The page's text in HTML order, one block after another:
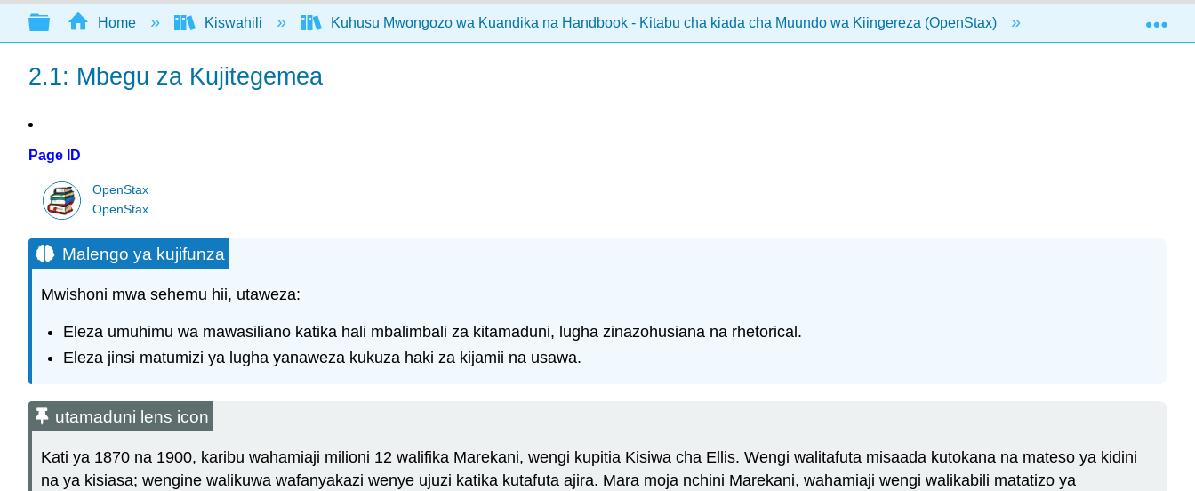
Search
Expand/collapse global hierarchy
Home Kiswahili Kuhusu Mwongozo wa Kuandika na Handbook - Kitabu cha kiada cha Muundo wa Kiingereza (OpenStax) 2: Lugha,
2.1: Mbegu za Kujitegemea
Page ID
OpenStax
OpenStax
Malengo ya kujifunza
Mwishoni mwa sehemu hii, utaweza:
Eleza umuhimu wa mawasiliano katika hali mbalimbali za kitamaduni, lugha zinazohusiana na rhetorical.
Eleza jinsi matumizi ya lugha yanaweza kukuza haki za kijamii na usawa.
utamaduni lens icon
Kati ya 1870 na 1900, karibu wahamiaji milioni 12 walifika Marekani, wengi kupitia Kisiwa cha Ellis. Wengi walitafuta misaada kutokana na mateso ya kidini
na ya kisiasa; wengine walikuwa wafanyakazi wenye ujuzi katika kutafuta ajira. Mara moja nchini Marekani, wahamiaji wengi walikabili matatizo ya